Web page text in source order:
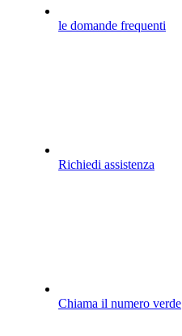
le domande frequenti
Richiedi assistenza
Chiama il numero verde